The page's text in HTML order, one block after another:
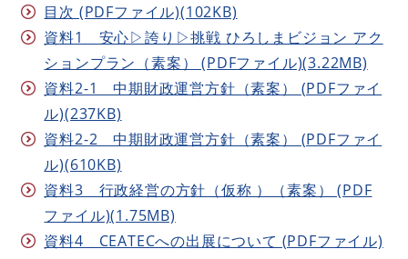
目次 (PDFファイル)(102KB)
資料1 安心▷誇り▷挑戦 ひろしまビジョン アク
ションプラン（素案） (PDFファイル)(3.22MB)
資料2-1 中期財政運営方針（素案） (PDFファイ
ル)(237KB)
資料2-2 中期財政運営方針（素案） (PDFファイ
ル)(610KB)
資料3 行政経営の方針（仮称 ）（素案） (PDF
ファイル)(1.75MB)
資料4 CEATECへの出展について (PDFファイル)